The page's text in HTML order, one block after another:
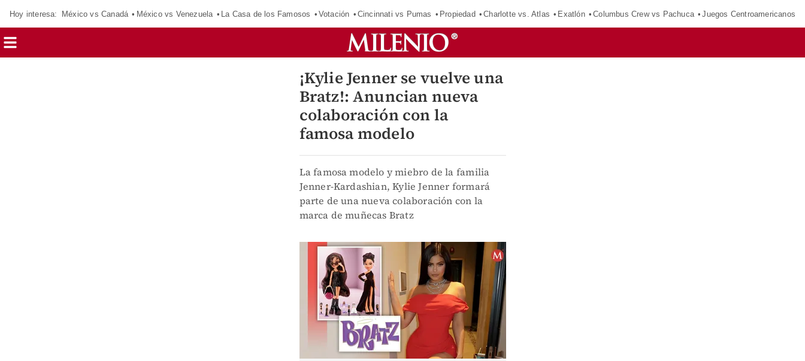
Hoy interesa: México vs Canadá México vs Venezuela La Casa de los Famosos Votación Cincinnati vs Pumas Propiedad Charlotte vs. Atlas Exatlón Columbus Crew vs Pachuca Juegos Centroamericanos
¡Kylie Jenner se vuelve una
Bratz!: Anuncian nueva
colaboración con la
famosa modelo
La famosa modelo y miebro de la familia
Jenner-Kardashian, Kylie Jenner formará
parte de una nueva colaboración con la
marca de muñecas Bratz